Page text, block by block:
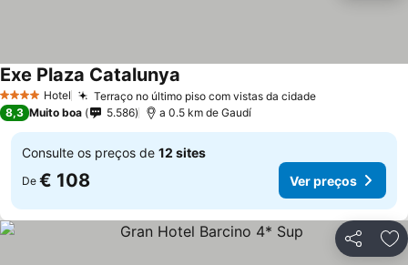
4 EstrelasHotel Terraço no último piso com vistas da cidadeVer preços
Exe Plaza Catalunya
8,3 Muito boa 5.586 a 0.5 km de Gaudí
Consulte os preços de 12 sites
De € 108 Ver preços
Partilhar